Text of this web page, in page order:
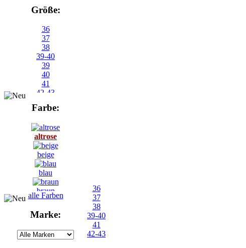
Größe:
36
37
38
39-40
39
40
41
42-43
Farbe:
altrose
beige
blau
braun
alle Farben
Marke:
36
37
38
39-40
41
42-43